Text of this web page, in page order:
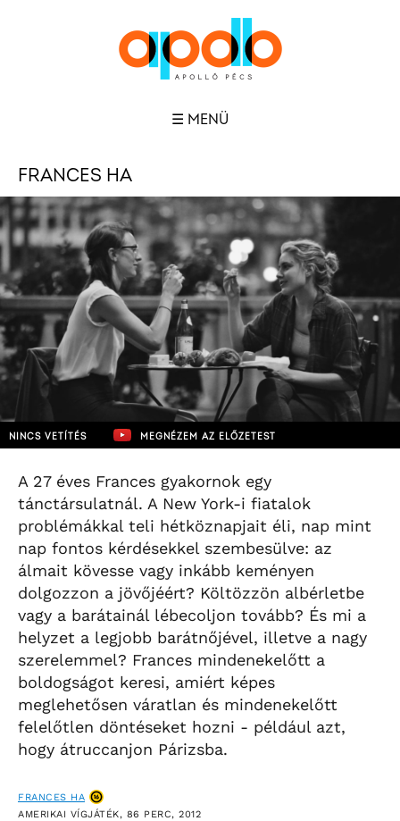
☰ MENÜ
FRANCES HA
NINCS VETÍTÉS MEGNÉZEM AZ ELŐZETEST
A 27 éves Frances gyakornok egy
tánctársulatnál. A New York-i fiatalok
problémákkal teli hétköznapjait éli, nap mint
nap fontos kérdésekkel szembesülve: az
álmait kövesse vagy inkább keményen
dolgozzon a jövőjéért? Költözzön albérletbe
vagy a barátainál lébecoljon tovább? És mi a
helyzet a legjobb barátnőjével, illetve a nagy
szerelemmel? Frances mindenekelőtt a
boldogságot keresi, amiért képes
meglehetősen váratlan és mindenekelőtt
felelőtlen döntéseket hozni - például azt,
hogy átruccanjon Párizsba.
FRANCES HA
AMERIKAI VÍGJÁTÉK, 86 PERC, 2012